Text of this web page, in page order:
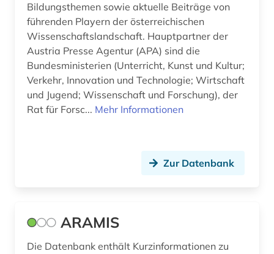
frau (1)
frauenbewegung (1)
freie plattform (1)
freie universität berlin (1)
führer (1)
galloromanistik (1)
Bildungsthemen sowie aktuelle Beiträge von
führenden Playern der österreichischen
Wissenschaftslandschaft. Hauptpartner der
Austria Presse Agentur (APA) sind die
Bundesministerien (Unterricht, Kunst und Kultur;
Verkehr, Innovation und Technologie; Wirtschaft
und Jugend; Wissenschaft und Forschung), der
Rat für Forsc... Mehr Informationen
Zur Datenbank
ARAMIS
Die Datenbank enthält Kurzinformationen zu